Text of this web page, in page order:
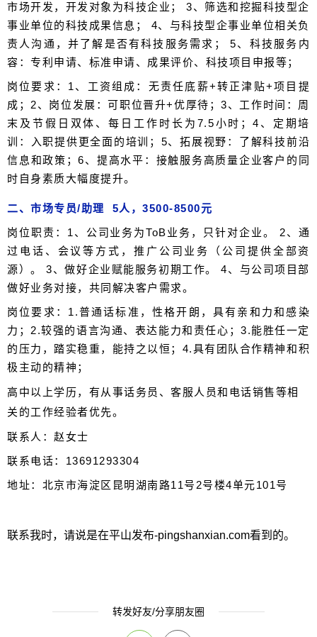
市场开发，开发对象为科技企业； 3、筛选和挖掘科技型企
事业单位的科技成果信息； 4、与科技型企事业单位相关负
责人沟通，并了解是否有科技服务需求； 5、科技服务内
容：专利申请、标准申请、成果评价、科技项目申报等；
岗位要求：1、工资组成：无责任底薪+转正津贴+项目提
成；2、岗位发展：可职位晋升+优厚待；3、工作时间：周
末及节假日双体、每日工作时长为7.5小时；4、定期培
训：入职提供更全面的培训；5、拓展视野：了解科技前沿
信息和政策；6、提高水平：接触服务高质量企业客户的同
时自身素质大幅度提升。
二、市场专员/助理 5人，3500-8500元
岗位职责：1、公司业务为ToB业务，只针对企业。 2、通
过电话、会议等方式，推广公司业务（公司提供全部资
源）。 3、做好企业赋能服务初期工作。 4、与公司项目部
做好业务对接，共同解决客户需求。
岗位要求：1.普通话标准，性格开朗，具有亲和力和感染
力；2.较强的语言沟通、表达能力和责任心；3.能胜任一定
的压力，踏实稳重，能持之以恒；4.具有团队合作精神和积
极主动的精神；
高中以上学历，有从事话务员、客服人员和电话销售等相
关的工作经验者优先。
联系人：赵女士
联系电话：13691293304
地址：北京市海淀区昆明湖南路11号2号楼4单元101号
联系我时，请说是在平山发布-pingshanxian.com看到的。
转发好友/分享朋友圈